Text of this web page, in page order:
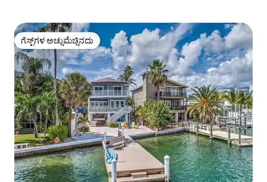
ಗೆಸ್ಟ್‌ಗಳ ಅಚ್ಚುಮೆಚ್ಚಿನದು
ಗೆಸ್ಟ್‌ಗಳ ಅಚ್ಚುಮೆಚ್ಚಿನದು